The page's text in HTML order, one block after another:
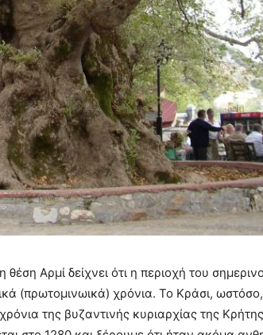
Αρμί δείχνει ότι η περιοχή του
(πρωτομινωικά) χρόνια. Το Κράσι, ωστόσο,
της βυζαντινής κυριαρχίας της